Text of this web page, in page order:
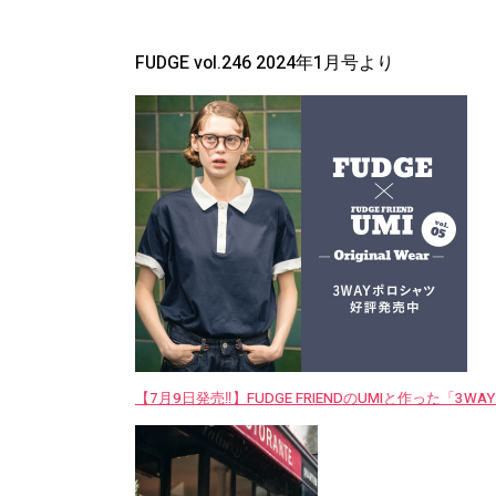
FUDGE vol.246 2024年1月号より
【7月9日発売‼︎】FUDGE FRIENDのUMIと作った「